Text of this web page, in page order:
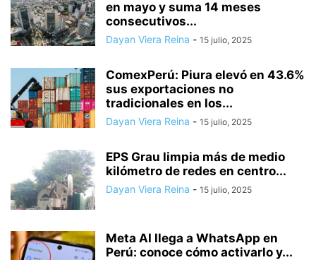
en mayo y suma 14 meses
consecutivos...
Dayan Viera Reina - 15 julio, 2025
ComexPerú: Piura elevó en 43.6%
sus exportaciones no
tradicionales en los...
Dayan Viera Reina - 15 julio, 2025
EPS Grau limpia más de medio
kilómetro de redes en centro...
Dayan Viera Reina - 15 julio, 2025
Meta AI llega a WhatsApp en
Perú: conoce cómo activarlo y...